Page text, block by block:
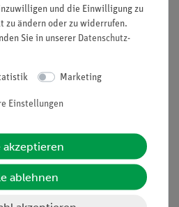
Schaltsymbol auf dem
ermöglicht das
durch vergoldete, seitlich
55 x 55 x 30
Kontaktes: 0,02 Ohm
2 A
und die Einwilligung zu
zu ändern oder zu widerrufen.
Sie in unserer Daten­schutz­
Marketing
Einstellungen
akzeptieren
ablehnen